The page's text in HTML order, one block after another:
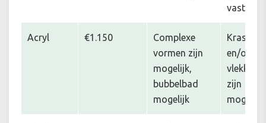
vast
Acryl €1.150
Complexe
vormen zijn
mogelijk,
bubbelbad
mogelijk
Krassen
en/of
vlekken
zijn
mogelijk